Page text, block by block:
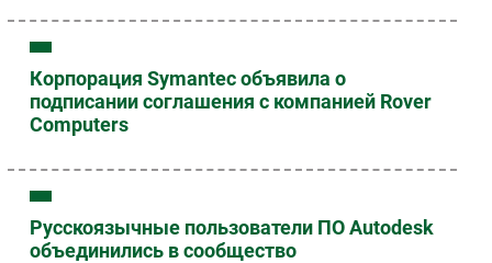
Корпорация Symantec объявила о
подписании соглашения с компанией Rover
Computers
Русскоязычные пользователи ПО Autodesk
объединились в сообщество